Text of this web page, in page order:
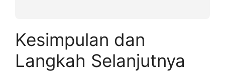
Kesimpulan dan
Langkah Selanjutnya